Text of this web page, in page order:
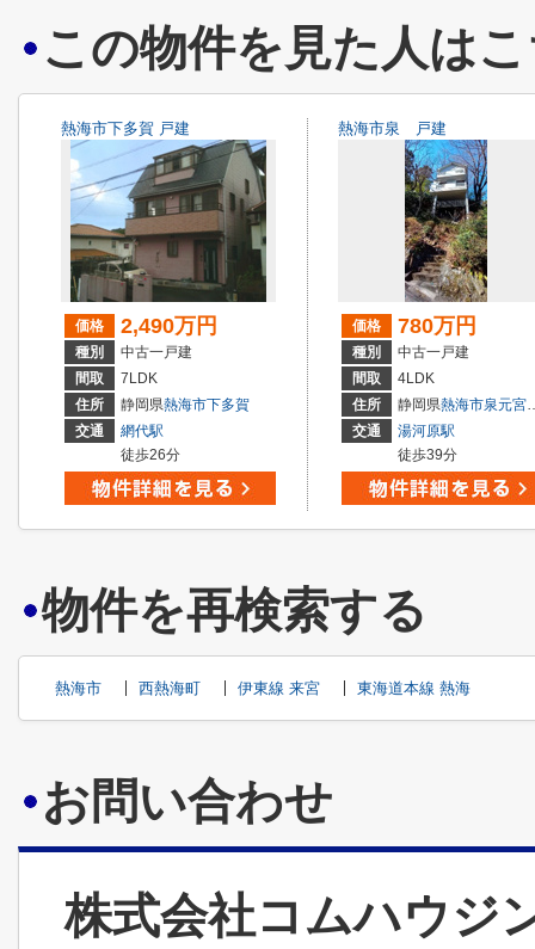
この物件を見た人は
熱海市下多賀 戸建
価格 2,490万円
種別
中古一戸建
間取
7LDK
住所
静岡県熱海市下多賀
交通
網代駅
徒歩26分
熱海市泉 戸建
価格 780万円
種別
中古一戸建
間取
4LDK
住所
静岡県熱海市泉元宮上分
交通
湯河原駅
徒歩39分
物件を再検索する
熱海市 西熱海町 伊東線 来宮 東海道本線 熱海
お問い合わせ
株式会社コムハウジ